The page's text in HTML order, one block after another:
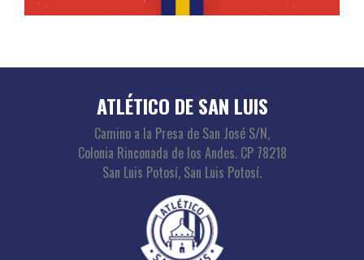
ATLÉTICO DE SAN LUIS
Camino a la Presa de San José S/N,
Colonia Rinconada de los Andes. CP 78218
San Luis Potosí, San Luis Potosí.